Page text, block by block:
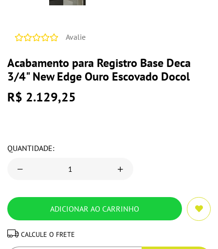
Avalie
Acabamento para Registro Base Deca
3/4" New Edge Ouro Escovado Docol
R$ 2.129,25
QUANTIDADE:
CALCULE O FRETE